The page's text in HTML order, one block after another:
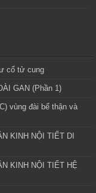
cổ tử cung
GAN (Phần 1)
vùng đài bể thận và
KINH NỘI TIẾT DI
KINH NỘI TIẾT HỆ